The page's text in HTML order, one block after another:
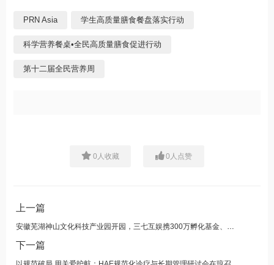
PRN Asia 学生高质量膳食餐盘落实行动
科学营养餐桌•全民高质量膳食促进行动
第十二届全民营养周
0 人收藏 0 人点赞
上一篇
安徽芜湖神山文化科技产业园开园，三七互娱携300万孵化基金、国潮IP联动强势赋能
下一篇